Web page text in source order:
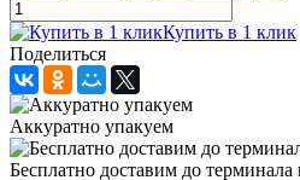
Купить в 1 клик
Поделиться
Аккуратно упакуем
Бесплатно доставим до терминала